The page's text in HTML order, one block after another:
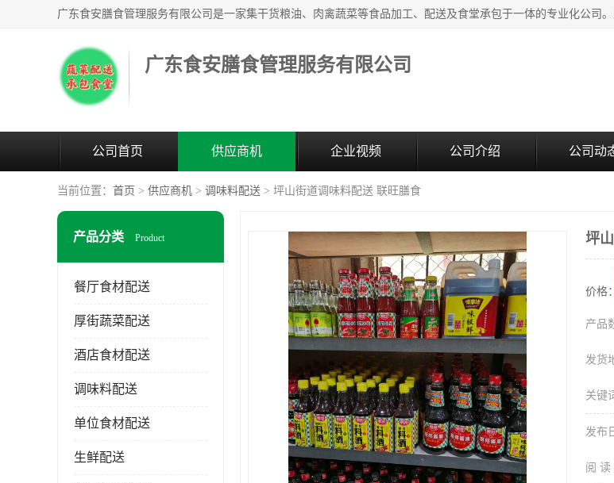
广东食安膳食管理服务有限公司
公司首页 供应商机 企业视频 公司介绍 公司动
当前位置： 首页 > 供应商机 > 调味料配送 > 坪山街道调味料配送 联旺膳食
产品分类 Product
餐厅食材配送
厚街蔬菜配送
酒店食材配送
调味料配送
单位食材配送
生鲜配送
坪
价格：
产品
发货
关键
发布
阅 读